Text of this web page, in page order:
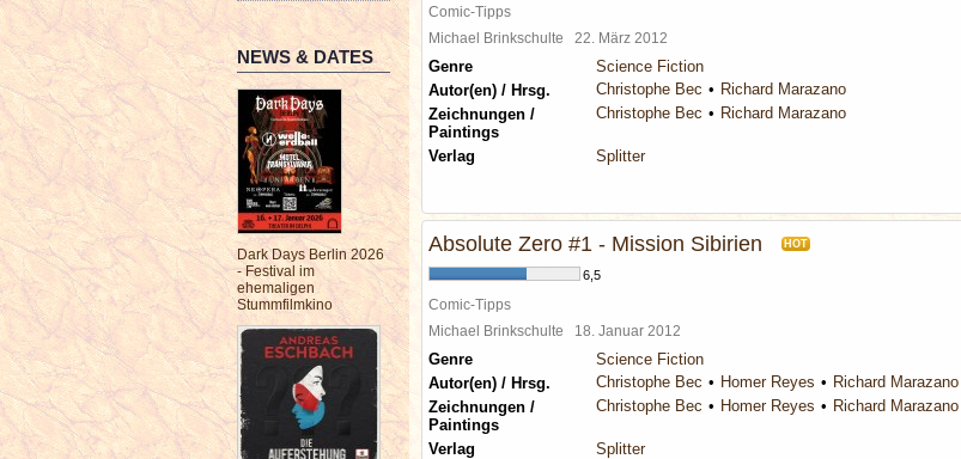
NEWS & DATES
Dark Days Berlin 2026
- Festival im
ehemaligen
Stummfilmkino
Comic-Tipps
Michael Brinkschulte 22. März 2012
Genre
Science Fiction
Autor(en) / Hrsg.
Christophe Bec
Richard Marazano
Zeichnungen /
Paintings
Christophe Bec Richard Marazano
Verlag Splitter
Absolute Zero #1 - Mission Sibirien HOT
6,5
Comic-Tipps
Michael Brinkschulte 18. Januar 2012
Genre
Science Fiction
Autor(en) / Hrsg.
Christophe Bec Homer Reyes
Richard Marazano
Zeichnungen /
Paintings
Christophe Bec Homer Reyes Richard Marazano
Verlag Splitter